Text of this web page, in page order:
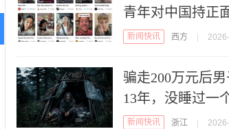
青年对中国持正
新闻快讯 西方
骗走200万元后
13年，没睡过一
新闻快讯 浙江